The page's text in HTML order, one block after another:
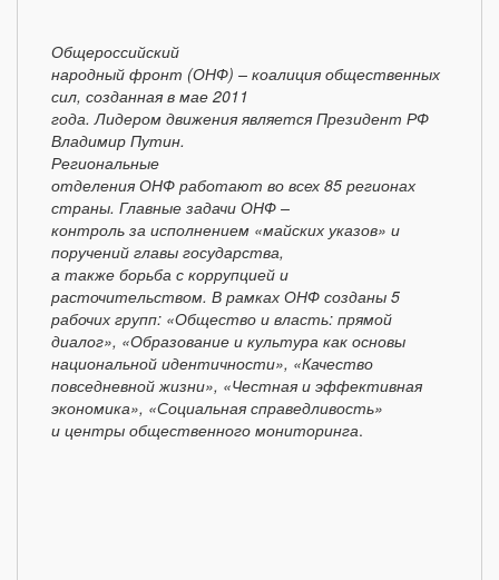
Общероссийский
народный фронт (ОНФ) – коалиция общественных
сил, созданная в мае 2011
года. Лидером движения является Президент РФ
Владимир Путин.
Региональные
отделения ОНФ работают во всех 85 регионах
страны. Главные задачи ОНФ –
контроль за исполнением «майских указов» и
поручений главы государства,
а также борьба с коррупцией и
расточительством. В рамках ОНФ созданы 5
рабочих групп: «Общество и власть: прямой
диалог», «Образование и культура как основы
национальной идентичности», «Качество
повседневной жизни», «Честная и эффективная
экономика», «Социальная справедливость»
и центры общественного мониторинга.